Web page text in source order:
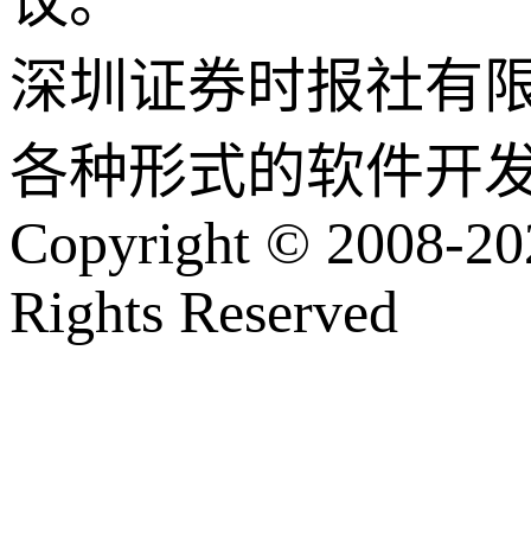
深圳证券时报社有
各种形式的软件开
Copyright © 2008-
Rights Reserved